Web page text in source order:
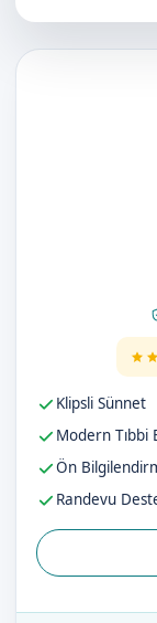
Doktorumuz
Klipsli Sünnet
Modern Tıbbi
Ön
Randevu